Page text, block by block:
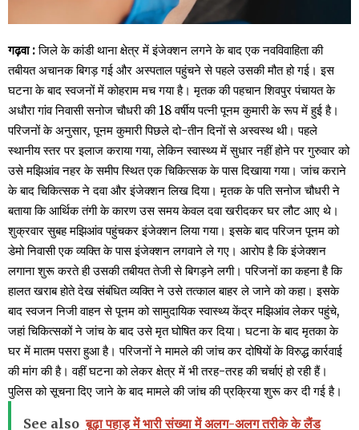
गढ़वा :जिले के कांडी थाना क्षेत्र में इंजेक्शन लगने के बाद एक नवविवाहिता की
तबीयत अचानक बिगड़ गई और अस्पताल पहुंचने से पहले उसकी मौत हो गई। इस
घटना के बाद स्वजनों में कोहराम मच गया है। मृतक की पहचान शिवपुर पंचायत के
अधौरा गांव निवासी सनोज चौधरी की 18 वर्षीय पत्नी पूनम कुमारी के रूप में हुई है।
परिजनों के अनुसार, पूनम कुमारी पिछले दो-तीन दिनों से अस्वस्थ थी। पहले
स्थानीय स्तर पर इलाज कराया गया, लेकिन स्वास्थ्य में सुधार नहीं होने पर गुरुवार को
उसे मझिआंव नहर के समीप स्थित एक चिकित्सक के पास दिखाया गया। जांच कराने
के बाद चिकित्सक ने दवा और इंजेक्शन लिख दिया। मृतक के पति सनोज चौधरी ने
बताया कि आर्थिक तंगी के कारण उस समय केवल दवा खरीदकर घर लौट आए थे।
शुक्रवार सुबह मझिआंव पहुंचकर इंजेक्शन लिया गया। इसके बाद परिजन पूनम को
डेमो निवासी एक व्यक्ति के पास इंजेक्शन लगवाने ले गए। आरोप है कि इंजेक्शन
लगाना शुरू करते ही उसकी तबीयत तेजी से बिगड़ने लगी। परिजनों का कहना है कि
हालत खराब होते देख संबंधित व्यक्ति ने उसे तत्काल बाहर ले जाने को कहा। इसके
बाद स्वजन निजी वाहन से पूनम को सामुदायिक स्वास्थ्य केंद्र मझिआंव लेकर पहुंचे,
जहां चिकित्सकों ने जांच के बाद उसे मृत घोषित कर दिया। घटना के बाद मृतका के
घर में मातम पसरा हुआ है। परिजनों ने मामले की जांच कर दोषियों के विरुद्ध कार्रवाई
की मांग की है। वहीं घटना को लेकर क्षेत्र में भी तरह-तरह की चर्चाएं हो रही हैं।
पुलिस को सूचना दिए जाने के बाद मामले की जांच की प्रक्रिया शुरू कर दी गई है।
See also बूढ़ा पहाड़ में भारी संख्या में अलग-अलग तरीके के लैंड